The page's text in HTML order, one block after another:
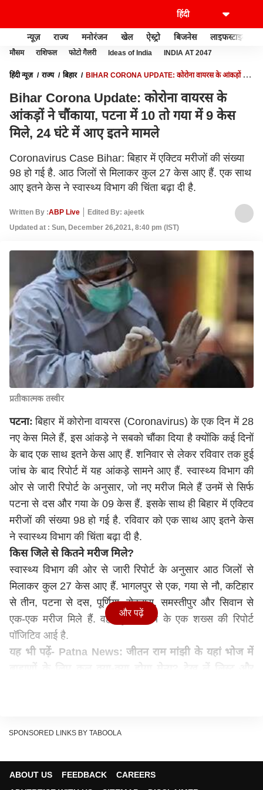
न्यूज़ राज्य मनोरंजन खेल ऐस्ट्रो बिजनेस लाइफस्टाइल
मौसम राशिफल फोटो गैलरी Ideas of India INDIA AT 2047
हिंदी न्यूज़ राज्य बिहार
BIHAR CORONA UPDATE: कोरोना वायरस के आंकड़ों ने
Bihar Corona Update: कोरोना वायरस के
आंकड़ों ने चौंकाया, पटना में 10 तो गया में 9 केस
मिले, 24 घंटे में आए इतने मामले
Coronavirus Case Bihar: बिहार में एक्टिव मरीजों की संख्या
98 हो गई है. आठ जिलों से मिलाकर कुल 27 केस आए हैं. एक साथ
आए इतने केस ने स्वास्थ्य विभाग की चिंता बढ़ा दी है.
Written By :ABP Live
Edited By: ajeetk
Updated at : Sun, December 26,2021, 8:40 pm (IST)
प्रतीकात्मक तस्वीर
पटनाः बिहार में कोरोना वायरस (Coronavirus) के एक दिन में 28
नए केस मिले हैं, इस आंकड़े ने सबको चौंका दिया है क्योंकि कई दिनों
के बाद एक साथ इतने केस आए हैं. शनिवार से लेकर रविवार तक हुई
जांच के बाद रिपोर्ट में यह आंकड़े सामने आए हैं. स्वास्थ्य विभाग की
ओर से जारी रिपोर्ट के अनुसार, जो नए मरीज मिले हैं उनमें से सिर्फ
पटना से दस और गया के 09 केस हैं. इसके साथ ही बिहार में एक्टिव
मरीजों की संख्या 98 हो गई है. रविवार को एक साथ आए इतने केस
ने स्वास्थ्य विभाग की चिंता बढ़ा दी है.
किस जिले से कितने मरीज मिले?
स्वास्थ्य विभाग की ओर से जारी रिपोर्ट के अनुसार आठ जिलों से
मिलाकर कुल 27 केस आए हैं. भागलपुर से एक, गया से नौ, कटिहार
से तीन, पटना से दस, पूर्णिया, रोहतास, समस्तीपुर और सिवान से
एक-एक मरीज मिले हैं. वहीं दूसरे राज्य के एक शख्स की रिपोर्ट
पॉजिटिव आई है.
यह भी पढ़ें- Patna News: जीतन राम मांझी के यहां भोज में
अब तक कुल स्वस्थ हुए-7,14,263
और पढ़ें
SPONSORED LINKS BY TABOOLA
ABOUT US FEEDBACK
CAREERS